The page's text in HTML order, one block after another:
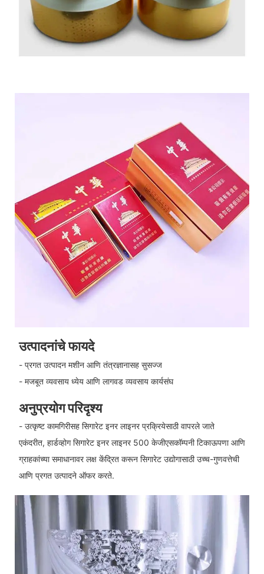
उत्पादनांचे फायदे
- प्रगत उत्पादन मशीन आणि तंत्रज्ञानासह सुसज्ज
- मजबूत व्यवसाय ध्येय आणि लागवड व्यवसाय कार्यसंघ
अनुप्रयोग परिदृश्य
- उत्कृष्ट कामगिरीसह सिगारेट इनर लाइनर प्रक्रियेसाठी वापरले जाते
एकंदरीत, हार्डव्होग सिगारेट इनर लाइनर 500 केजीएसकॉम्पनी टिकाऊपणा आणि
ग्राहकांच्या समाधानावर लक्ष केंद्रित करून सिगारेट उद्योगासाठी उच्च-गुणवत्तेची
आणि प्रगत उत्पादने ऑफर करते.